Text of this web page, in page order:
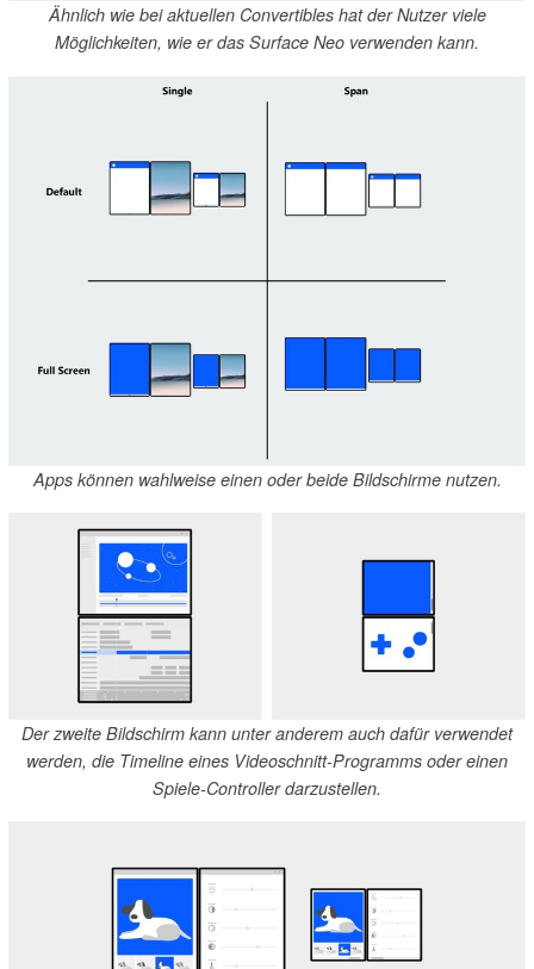
Ähnlich wie bei aktuellen Convertibles hat der Nutzer viele
Möglichkeiten, wie er das Surface Neo verwenden kann.
Apps können wahlweise einen oder beide Bildschirme nutzen.
Der zweite Bildschirm kann unter anderem auch dafür verwendet
werden, die Timeline eines Videoschnitt-Programms oder einen
Spiele-Controller darzustellen.